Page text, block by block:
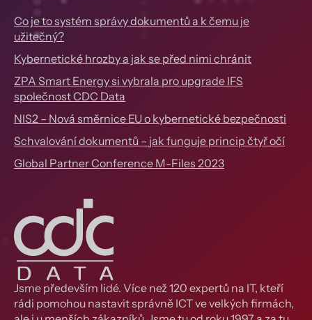
Co je to systém správy dokumentů a k čemu je
užitečný?
Kybernetické hrozby a jak se před nimi chránit
ZPA Smart Energy si vybrala pro upgrade IFS
společnost CDC Data
NIS2 – Nová směrnice EU o kybernetické bezpečnosti
Schvalování dokumentů – jak funguje princip čtyř očí
Global Partner Conference M-Files 2023
Jsme především lidé. Více než 120 expertů na IT, kteří
rádi pomohou nastavit správně ICT ve velkých firmách,